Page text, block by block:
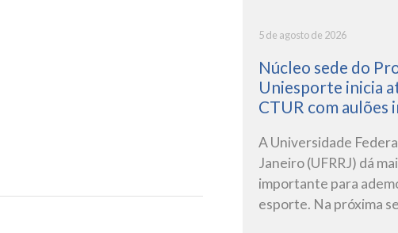
5 de agosto de 2026
Núcleo sede do
Uniesporte inicia
CTUR com aulões
A Universidade
Janeiro (UFRRJ) dá
importante para
esporte. Na próxima